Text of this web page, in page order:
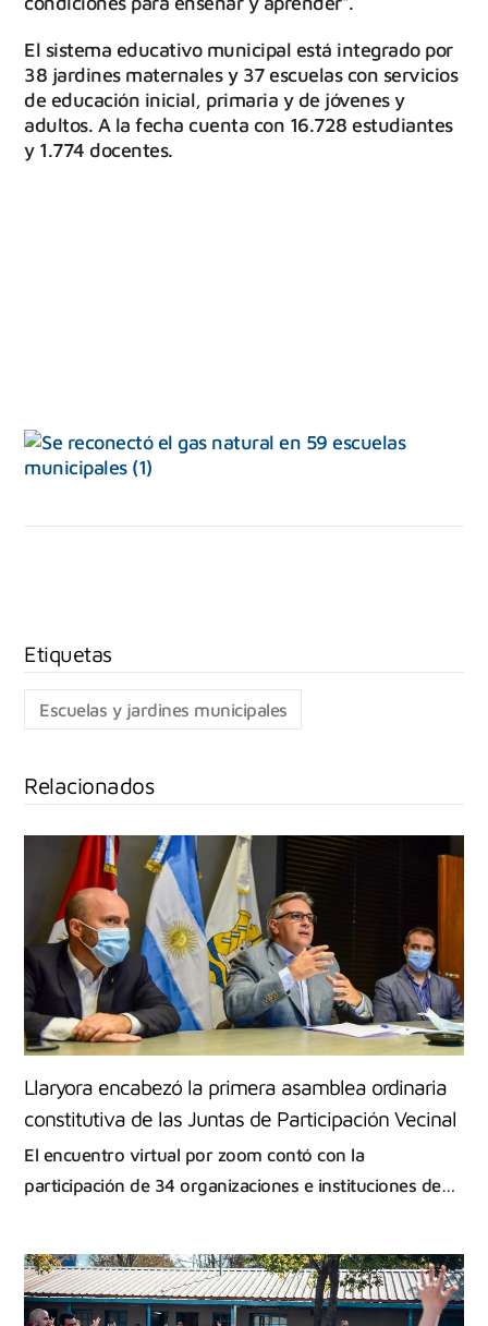
El sistema educativo municipal está integrado por
38 jardines maternales y 37 escuelas con servicios
de educación inicial, primaria y de jóvenes y
adultos. A la fecha cuenta con 16.728 estudiantes
y 1.774 docentes.
Escuelas y jardines municipales
Relacionados
Llaryora encabezó la primera asamblea ordinaria
constitutiva de las Juntas de Participación Vecinal
El encuentro virtual por zoom contó con la
participación de 34 organizaciones e instituciones de…